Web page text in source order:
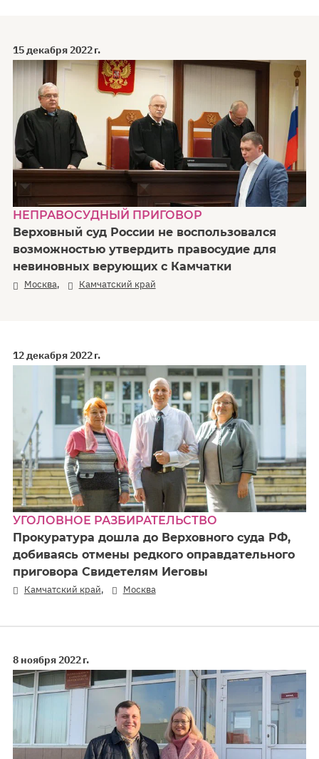
15 декабря 2022 г.
НЕПРАВОСУДНЫЙ ПРИГОВОР
Верховный суд России не воспользовался
возможностью утвердить правосудие для
невиновных верующих с Камчатки
Москва, Камчатский край
12 декабря 2022 г.
УГОЛОВНОЕ РАЗБИРАТЕЛЬСТВО
Прокуратура дошла до Верховного суда РФ,
добиваясь отмены редкого оправдательного
приговора Свидетелям Иеговы
Камчатский край, Москва
8 ноября 2022 г.